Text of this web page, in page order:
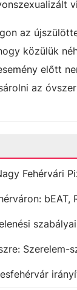
az
közülük
előtt
az
Fehérvári
Szerelem-